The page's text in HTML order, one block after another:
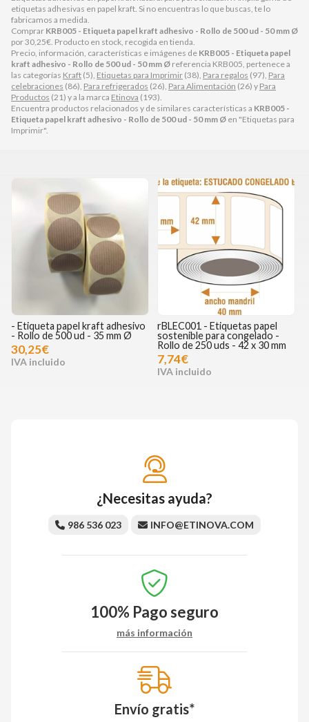
etiquetas adhesivas en papel kraft. Si no encuentras lo que buscas, te lo
fabricamos a medida.
Comprar KRB005 - Etiqueta papel kraft adhesivo - Rollo de 500 ud - 50 mm Ø
por30,25€ . Producto en stock, recogida en tienda.
Precio, información, características e imágenes de KRB005 - Etiqueta papel
kraft adhesivo - Rollo de 500 ud - 50 mm Ø referencia KRB005, pertenece a
las categorías Kraft (5), Etiquetas para Imprimir (38), Para regalos (97), Para
celebraciones (86), Para refrigerados (26), Para Alimentación (26) y Para
Productos (21) y a la marca Etinova (193).
Encuentra productos relacionados y de similares características a KRB005 -
Etiqueta papel kraft adhesivo - Rollo de 500 ud - 50 mm Ø en "Etiquetas para
Imprimir".
- Etiqueta papel kraft adhesivo
- Rollo de 500 ud - 35 mm Ø
30,25€
rBLEC001 - Etiquetas papel
sostenible para congelado -
Rollo de 250 uds - 42 x 30 mm
7,74€
¿Necesitas ayuda?
986 536 023 INFO@ETINOVA.COM
100% Pago seguro
más información
Envío gratis*